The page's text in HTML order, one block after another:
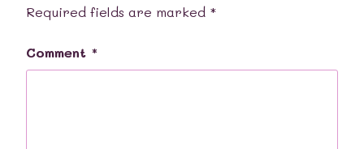
Required fields are marked *
Comment *